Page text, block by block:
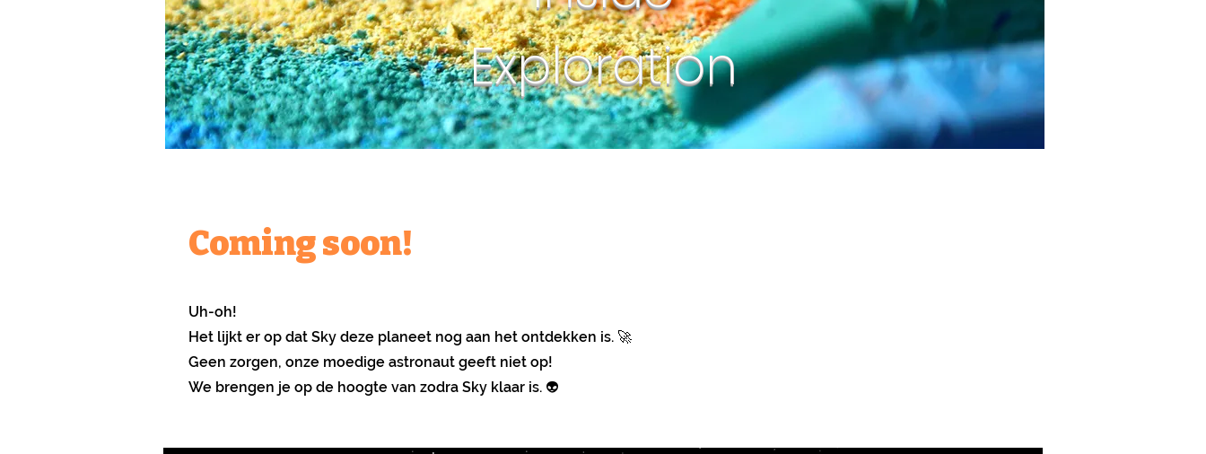
Exploration
Coming soon!
Uh-oh!
Het lijkt er op dat Sky deze planeet nog aan het ontdekken is. 🚀
Geen zorgen, onze moedige astronaut geeft niet op!
We brengen je op de hoogte van zodra Sky klaar is. 👽